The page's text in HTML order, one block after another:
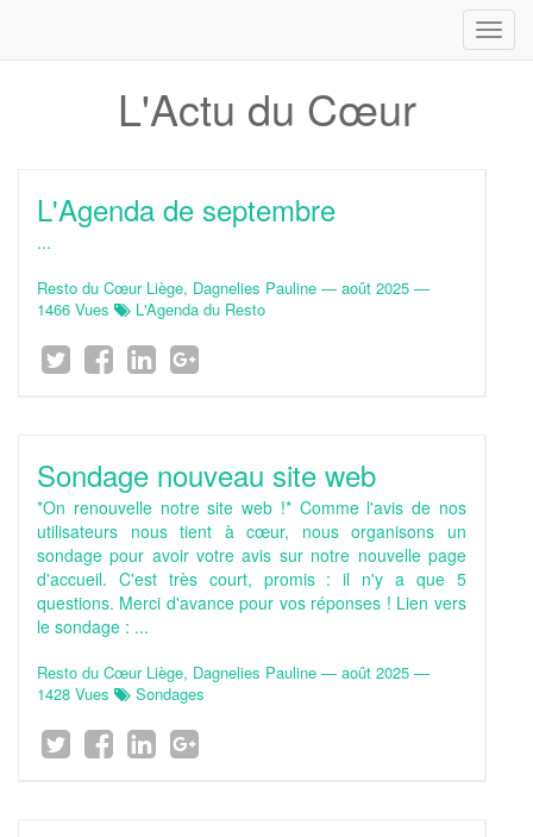
L'Actu du Cœur
L'Agenda de septembre
...
Resto du Cœur Liège, Dagnelies Pauline — août 2025 —
1466 Vues
L'Agenda du Resto
Sondage nouveau site web
*On renouvelle notre site web !* Comme l'avis de nos
utilisateurs nous tient à cœur, nous organisons un
sondage pour avoir votre avis sur notre nouvelle page
d'accueil. C'est très court, promis : il n'y a que 5
questions. Merci d'avance pour vos réponses ! Lien vers
le sondage : ...
Resto du Cœur Liège, Dagnelies Pauline — août 2025 —
1428 Vues
Sondages